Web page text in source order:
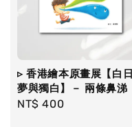
▹ 香港繪本原畫展【白日
夢與獨白】－ 兩條鼻涕
Regular
NT$ 400